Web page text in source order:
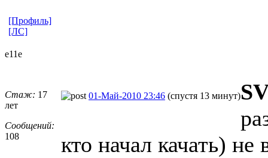
[Профиль]
[ЛС]
e11e
Стаж: 17
лет
Сообщений:
108
01-Май-2010 23:46 (спустя 13 минут)
кто начал качать) не